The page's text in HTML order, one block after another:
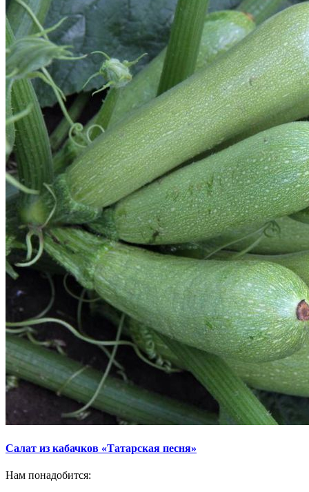
Салат из кабачков «Татарская песня»
Нам понадобится: